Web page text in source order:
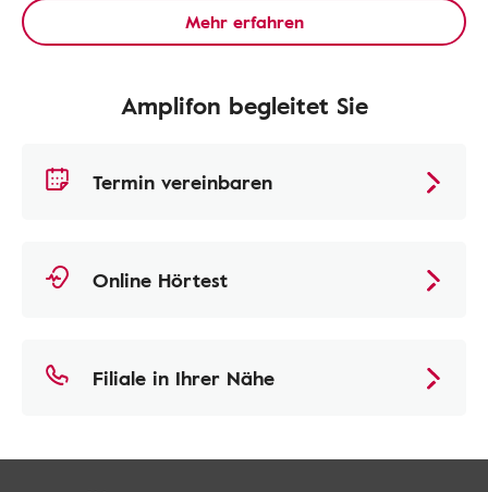
Mehr erfahren
Amplifon begleitet Sie
Termin vereinbaren
Online Hörtest
Filiale in Ihrer Nähe